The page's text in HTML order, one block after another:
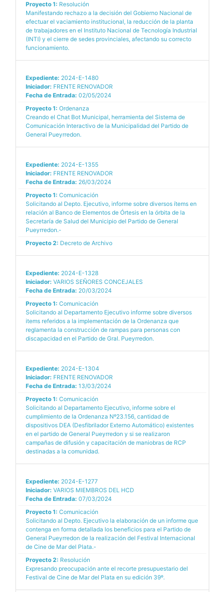
Proyecto 1: Resolución
Manifestando rechazo a la decisión del Gobierno Nacional de
efectuar el vaciamiento institucional, la reducción de la planta
de trabajadores en el Instituto Nacional de Tecnología Industrial
(INTI) y el cierre de sedes provinciales, afectando su correcto
funcionamiento.
Expediente: 2024-E-1480
Iniciador: FRENTE RENOVADOR
Fecha de Entrada: 02/05/2024
Proyecto 1: Ordenanza
Creando el Chat Bot Municipal, herramienta del Sistema de
Comunicación Interactivo de la Municipalidad del Partido de
General Pueyrredon.
Expediente: 2024-E-1355
Iniciador: FRENTE RENOVADOR
Fecha de Entrada: 26/03/2024
Proyecto 1: Comunicación
Solicitando al Depto. Ejecutivo, informe sobre diversos ítems en
relación al Banco de Elementos de Órtesis en la órbita de la
Secretaría de Salud del Municipio del Partido de General
Pueyrredon.-
Proyecto 2: Decreto de Archivo
Expediente: 2024-E-1328
Iniciador: VARIOS SEÑORES CONCEJALES
Fecha de Entrada: 20/03/2024
Proyecto 1: Comunicación
Solicitando al Departamento Ejecutivo informe sobre diversos
items referidos a la implementación de la Ordenanza que
reglamenta la construcción de rampas para personas con
discapacidad en el Partido de Gral. Pueyrredon.
Expediente: 2024-E-1304
Iniciador: FRENTE RENOVADOR
Fecha de Entrada: 13/03/2024
Proyecto 1: Comunicación
Solicitando al Departamento Ejecutivo, informe sobre el
cumplimiento de la Ordenanza Nº23.156, cantidad de
dispositivos DEA (Desfibrilador Externo Automático) existentes
en el partido de General Pueyrredon y si se realizaron
campañas de difusión y capacitación de maniobras de RCP
destinadas a la comunidad.
Expediente: 2024-E-1277
Iniciador: VARIOS MIEMBROS DEL HCD
Fecha de Entrada: 07/03/2024
Proyecto 1: Comunicación
Solicitando al Depto. Ejecutivo la elaboración de un informe que
contenga en forma detallada los beneficios para el Partido de
General Pueyrredon de la realización del Festival Internacional
de Cine de Mar del Plata.-
Proyecto 2: Resolución
Expresando preocupación ante el recorte presupuestario del
Festival de Cine de Mar del Plata en su edición 39º.